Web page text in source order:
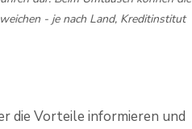
- je nach Land, Kreditinstitut
die Vorteile informieren und